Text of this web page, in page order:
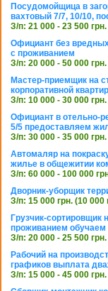
Посудомойщица в
вахтовый 7/7, 10/10,
З/п: 21 000 - 23 500 грн.
Официант без
с проживанием
З/п: 20 000 - 50 000 грн.
Мастер-приемщик на
корпоративной
З/п: 10 000 - 30 000 грн.
Официант в отельно-
5/5 предоставляем
З/п: 30 000 - 35 000 грн.
Автомаляр на
жилье в общежитии
З/п: 60 000 - 100 000
Дворник-уборщик
З/п: 15 000 грн. (10
Грузчик-сортировщик
проживанием обучаем
З/п: 20 000 - 25 500 грн.
Рабочий на
графиков выплата
З/п: 15 000 - 45 000 грн.